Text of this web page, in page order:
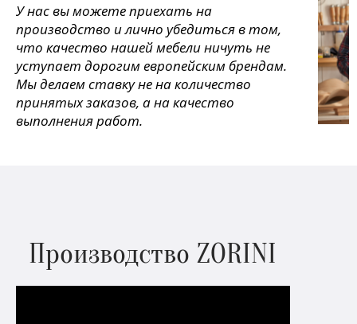
У нас вы можете приехать на
производство и лично убедиться в том,
что качество нашей мебели ничуть не
уступает дорогим европейским брендам.
Мы делаем ставку не на количество
принятых заказов, а на качество
выполнения работ.
Производство ZORINI